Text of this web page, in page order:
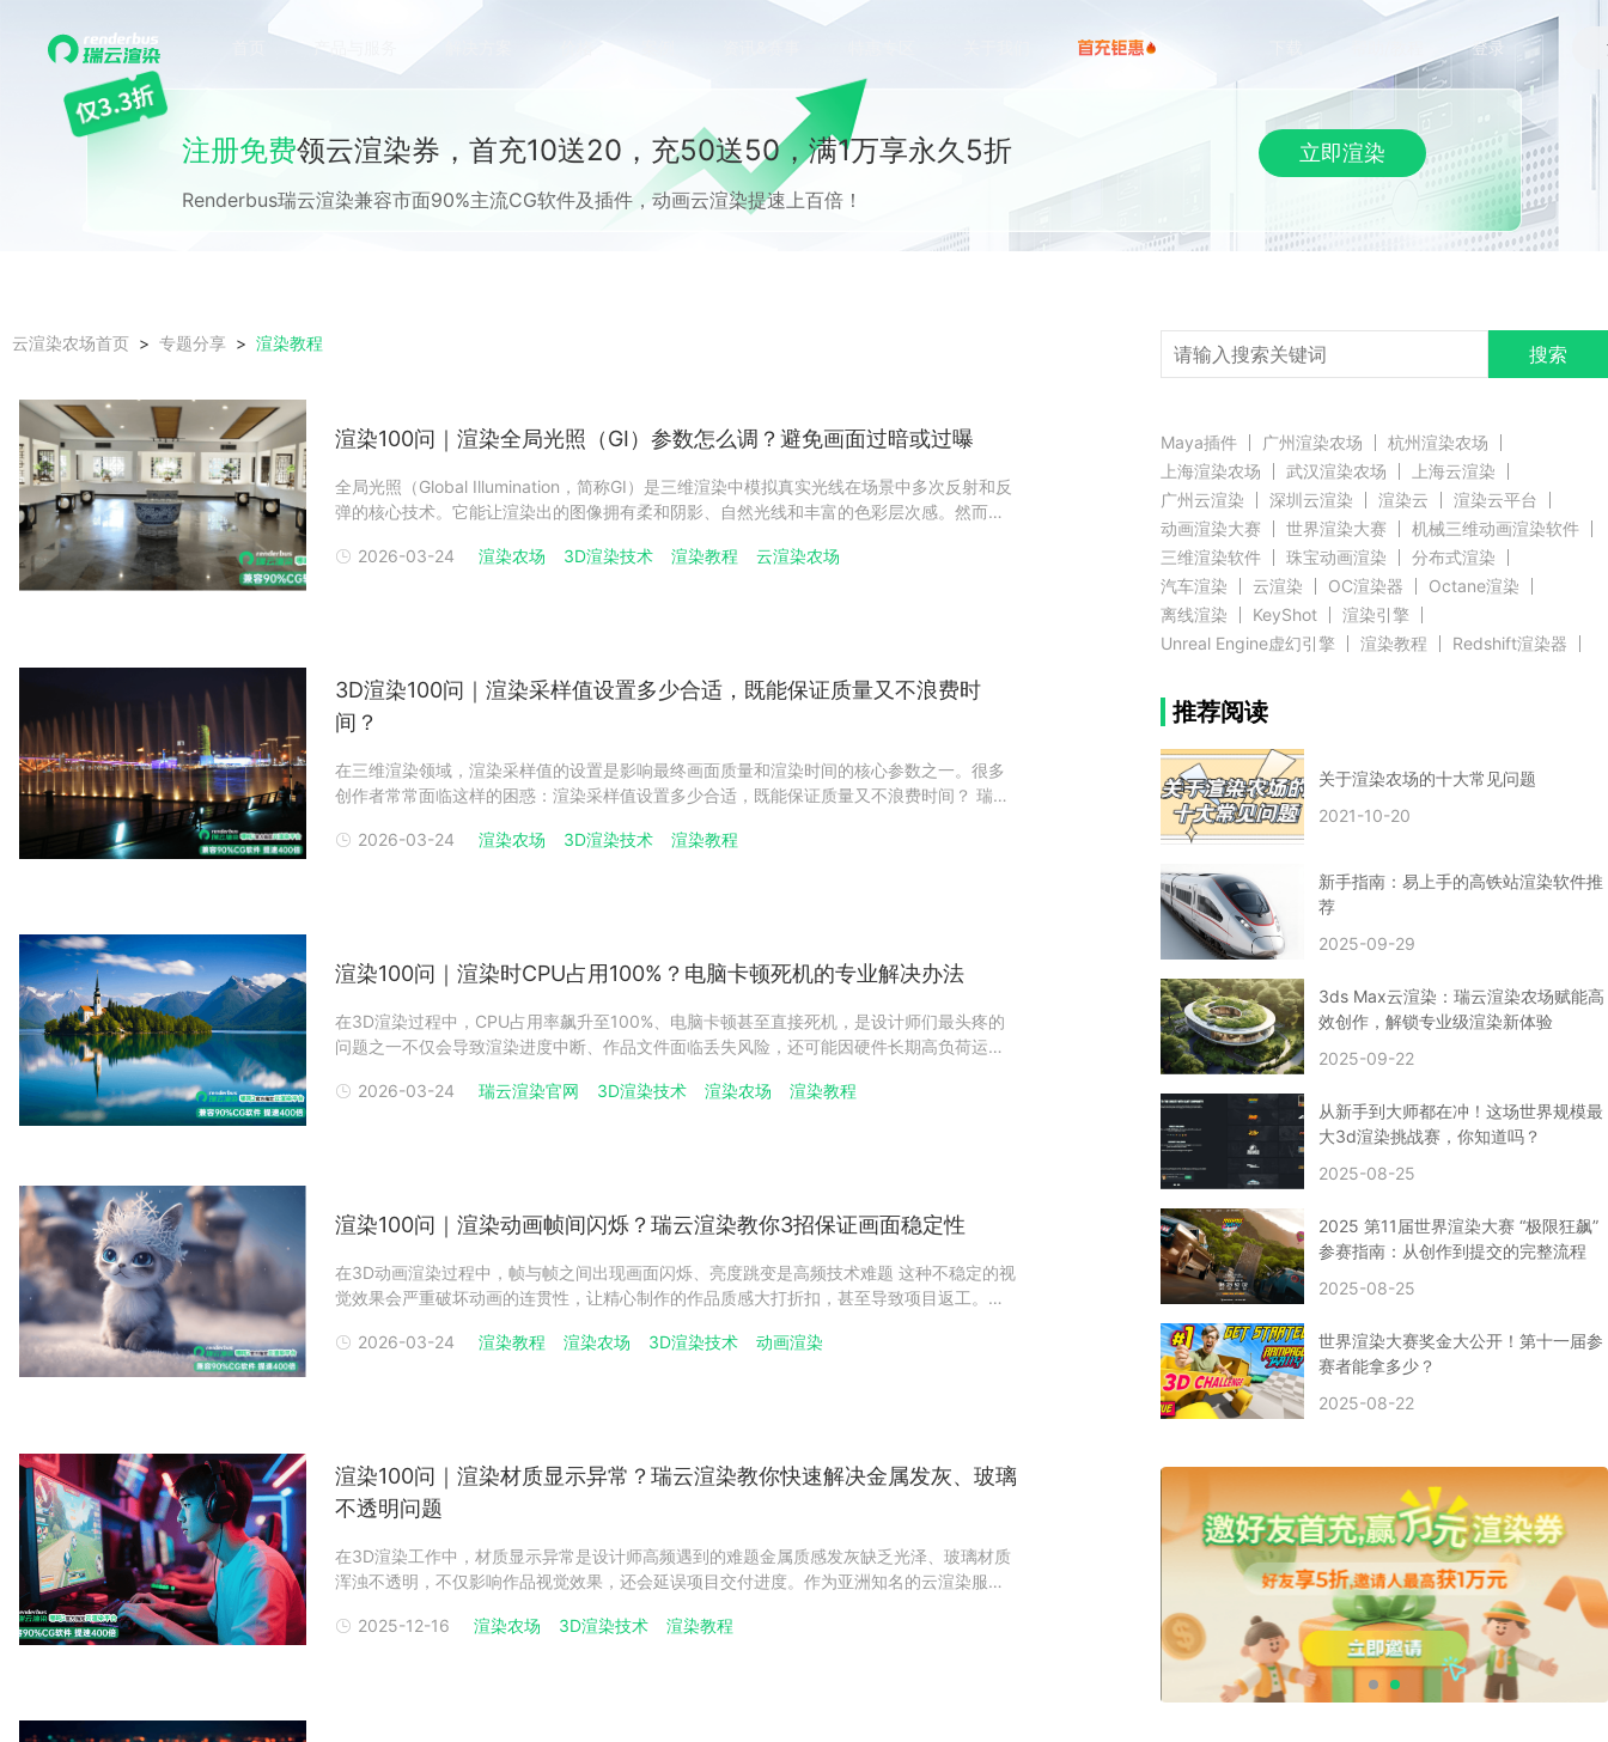
产品与服务 登录
注册免费领云渲染券，首充10送20，充50送50，满1万享永久5折
Renderbus瑞云渲染兼容市面90%主流CG软件及插件，动画云渲染提速上百倍！
立即渲染
云渲染农场首页 专题分享 渲染教程
渲染100问｜渲染全局光照（GI）参数怎么调？避免画面过暗或过曝
全局光照（Global Illumination，简称GI）是三维渲染中模拟真实光线在场景中多次反射和反
弹的核心技术。它能让渲染出的图像拥有柔和阴影、自然光线和丰富的色彩层次感。然而，
理合理性的角度出发，解析GI参数调整的正确思路，帮助您轻松驾驭全局光照。一
2026-03-24 渲染农场 3D渲染技术 渲染教程 云渲染农场
3D渲染100问｜渲染采样值设置多少合适，既能保证质量又不浪费时
间？
在三维渲染领域，渲染采样值的设置是影响最终画面质量和渲染时间的核心参数之一。很多
创作者常常面临这样的困惑：渲染采样值设置多少合适，既能保证质量又不浪费时间？ 瑞云
到最佳平衡点。一、什么是渲染采样值？渲染采样值，通常指每个像素计算的样本数量，是
2026-03-24 渲染农场 3D渲染技术 渲染教程
渲染100问｜渲染时CPU占用100%？电脑卡顿死机的专业解决办法
在3D渲染过程中，CPU占用率飙升至100%、电脑卡顿甚至直接死机，是设计师们最头疼的
问题之一不仅会导致渲染进度中断、作品文件面临丢失风险，还可能因硬件长期高负荷运行
载的核心诱因，总结出 3 套高效解决方案，帮你轻松化解渲染卡顿危机。​一、CPU 占用
2026-03-24 瑞云渲染官网 3D渲染技术 渲染农场 渲染教程
渲染100问｜渲染动画帧间闪烁？瑞云渲染教你3招保证画面稳定性
在3D动画渲染过程中，帧与帧之间出现画面闪烁、亮度跳变是高频技术难题 这种不稳定的视
觉效果会严重破坏动画的连贯性，让精心制作的作品质感大打折扣，甚至导致项目返工。作
烁核心诱因，总结出 3 套高效解决方案，帮你轻松实现帧间画面稳定统一。​一、帧间闪烁的
2026-03-24 渲染教程 渲染农场 3D渲染技术 动画渲染
渲染100问｜渲染材质显示异常？瑞云渲染教你快速解决金属发灰、玻璃
不透明问题
在3D渲染工作中，材质显示异常是设计师高频遇到的难题金属质感发灰缺乏光泽、玻璃材质
浑浊不透明，不仅影响作品视觉效果，还会延误项目交付进度。作为亚洲知名的云渲染服务
渲染痛点。​一、金属质感发灰？核心优化环境反射与反射参数​金属材质的视觉呈现完全依赖
2025-12-16 渲染农场 3D渲染技术 渲染教程
搜索
Maya插件 广州渲染农场
杭州渲染农场
上海渲染农场
武汉渲染农场
上海云渲染
广州云渲染
深圳云渲染 渲染云
渲染云平台
动画渲染大赛
世界渲染大赛
机械三维动画渲染软件
三维渲染软件
珠宝动画渲染
分布式渲染
汽车渲染
云渲染 OC渲染器
Octane渲染
离线渲染
KeyShot
渲染引擎
Unreal Engine虚幻引擎
渲染教程
Redshift渲染器
推荐阅读
3D模型教程
云渲染农场使用教程
渲染图黑色
云渲染农场价格
建筑效果图渲染
渲染速度慢
贴图教程
CG角色制作心得
动画渲染 在线渲染
渲染技巧
雕刻3D模型
Blender云端渲染
maya渲染 CG动画
动画制作
Blender
CG渲染 渲染农场
3dmax云端渲染
渲染图
CG原画
clarisse教程
拟真人物制作 实时渲染
视觉效果
视觉特效
特效 VRay制作案例
VFX案例
手动渲染农场
云渲染小课堂
CPU渲染
Arnold案例
vr渲染器
效果图渲染 免费云渲染
Autodesk
2D转3D
SU渲染 圣诞短片
风暴幽灵船
云渲染大咖专访
CG电影云渲染案例
Houdini建模案例
CG人物制作
Maya基础知识
Blender渲染技巧
3ds Max资讯
3ds Max教程
CG软件资讯
3d云渲染
3dmax渲染
Substance Painter
vray网络渲染
SAAS渲染农场
Lumion
ZBrush技巧
SketchUp教程
3dmax 渲染慢
渲染卡顿
云渲染怎么收费
纹理渲染
全局光引擎
渲染溢色
EEVEE渲染器
C4D教程
Corona降噪器
奥斯卡 电影
建模渲染
人物建模渲染
在线建模渲染
北京渲染农场
成都动画渲染
免费渲染农场
网络渲染农场
个人渲染农场
小型渲染农场
自建渲染农场
视频渲染农场
渲染农场软件
cpu渲染农场
渲染农场费用
渲染农场下载
模型软件
建模渲染软件
三维建模渲染
3d建模渲染
推荐阅读
关于渲染农场的十大常见问题
2021-10-20
新手指南：易上手的高铁站渲染软件推
荐
2025-09-29
3ds Max云渲染：瑞云渲染农场赋能高
效创作，解锁专业级渲染新体验
2025-09-22
从新手到大师都在冲！这场世界规模最
大3d渲染挑战赛，你知道吗？
2025-08-25
2025 第11届世界渲染大赛 “极限狂飙”
参赛指南：从创作到提交的完整流程
2025-08-25
世界渲染大赛奖金大公开！第十一届参
赛者能拿多少？
2025-08-22